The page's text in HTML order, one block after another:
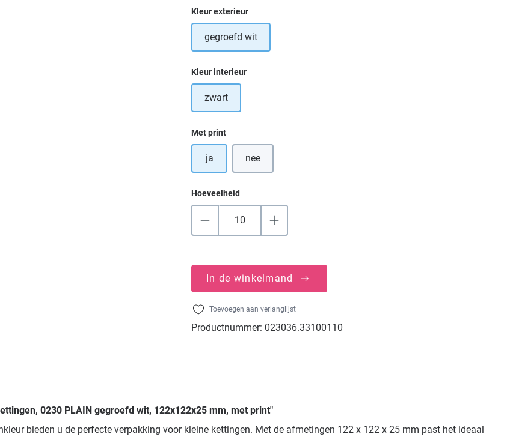
Selecteer
Kleur exterieur
gegroefd wit
Selecteer
Kleur interieur
zwart
Selecteer
Met print
ja nee
Hoeveelheid
In de winkelmand
Toevoegen aan verlanglijst
Productnummer: 023036.33100110
0230 PLAIN gegroefd wit, 122x122x25 mm, met print"
bieden u de perfecte verpakking voor kleine kettingen. Met de afmetingen 122 x 122 x 25 mm past het ideaal